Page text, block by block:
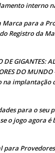
interno
para a
Registro da
DE GIGANTES:
DO MUNDO
implantação
para o seu
o jogo agora é
para Provedores